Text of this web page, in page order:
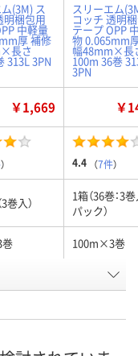
(3M) ス
明梱包用
中軽量
厚 補修
長さ
313L 3PN
スリーエム
コッチ 透明
テープ OPP
物 0.065mm
幅48mm×長
100m 36巻
3PN
￥1,669 ￥
） 4.4 （7件）
巻入）
1箱（36巻：3
パック）
100m×3巻
し カッターなし
8271430